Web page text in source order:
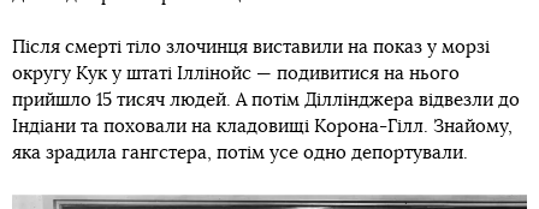
Після смерті тіло злочинця виставили на показ у морзі
округу Кук у штаті Іллінойс — подивитися на нього
прийшло 15 тисяч людей. А потім Діллінджера відвезли до
Індіани та поховали на кладовищі Корона-Гілл. Знайому,
яка зрадила гангстера, потім усе одно депортували.